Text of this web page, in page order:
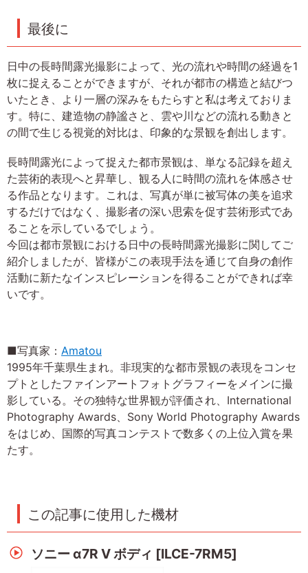
最後に
日中の長時間露光撮影によって、光の流れや時間の経過を1
枚に捉えることができますが、それが都市の構造と結びつ
いたとき、より一層の深みをもたらすと私は考えておりま
す。特に、建造物の静謐さと、雲や川などの流れる動きと
の間で生じる視覚的対比は、印象的な景観を創出します。
長時間露光によって捉えた都市景観は、単なる記録を超え
た芸術的表現へと昇華し、観る人に時間の流れを体感させ
る作品となります。これは、写真が単に被写体の美を追求
するだけではなく、撮影者の深い思索を促す芸術形式であ
ることを示しているでしょう。
今回は都市景観における日中の長時間露光撮影に関してご
紹介しましたが、皆様がこの表現手法を通じて自身の創作
活動に新たなインスピレーションを得ることができれば幸
いです。
■写真家： Amatou
1995年千葉県生まれ。非現実的な都市景観の表現をコンセ
プトとしたファインアートフォトグラフィーをメインに撮
影している。その独特な世界観が評価され、International
Photography Awards、Sony World Photography Awards
をはじめ、国際的写真コンテストで数多くの上位入賞を果
たす。
この記事に使用した機材
ソニー α7R V ボディ [ILCE-7RM5]